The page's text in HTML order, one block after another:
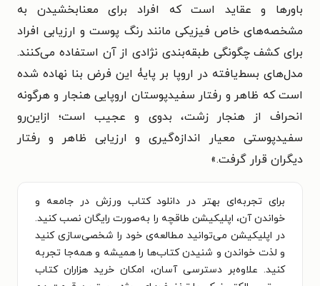
باورها و عقاید است که افراد برای معنابخشیدن به
مشخصه‌های خاص فیزیکی مانند رنگ پوست و ارزیابی افراد
برای کشف چگونگی طبقه‌بندی نژادی از آن استفاده می‌کنند.
مدل‌های بسط‌یافته در اروپا بر پایۀ این فرض بنا نهاده شده
است که ظاهر و رفتار سفیدپوستان اروپایی هنجار و هرگونه
انحراف از هنجار زشت، بدوی و عجیب است؛ ازاین‌رو
سفیدپوستی معیار اندازه‌گیری و ارزیابی ظاهر و رفتار
دیگران قرار گرفت.»
برای تجربه‌ای بهتر در دانلود کتاب ورزش در جامعه و
خواندن آن، اپلیکیشن طاقچه را به‌صورت رایگان نصب کنید.
در اپلیکیشن می‌توانید مطالعه‌ی خود را شخصی‌سازی کنید
و لذت خواندن و شنیدن کتاب‌ها را همیشه و همه‌جا تجربه
کنید. علاوه‌بر دسترسی آسان، امکان خرید هزاران کتاب